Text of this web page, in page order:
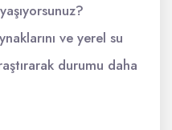
ve yerel su
durumu daha